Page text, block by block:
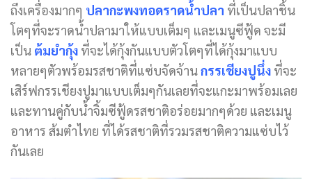
ถึงเครื่องมากๆ ปลากะพงทอดราดน้ำปลา ที่เป็นปลาชิ้น
โตๆที่จะราดน้ำปลามาให้แบบเต็มๆ และเมนูซีฟู้ด จะมี
เป็น ต้มยำกุ้ง ที่จะได้กุ้งกันแบบตัวโตๆที่ได้กุ้งมาแบบ
หลายๆตัวพร้อมรสชาติที่แซ่บจัดจ้านกรรเชียงปูนึ่ง ที่จะ
เสิร์ฟกรรเชียงปูมาแบบเต็มๆกันเลยที่จะแกะมาพร้อมเลย
และทานคู่กับน้ำจิ้มซีฟู้ดรสชาติอร่อยมากๆด้วย และเมนู
อาหาร ส้มตำไทย ที่ได้รสชาติที่รวมรสชาติความแซ่บไว้
กันเลย